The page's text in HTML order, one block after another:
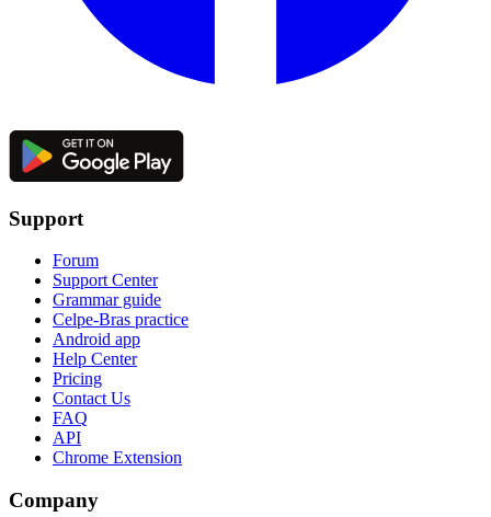
Support
Forum
Support Center
Grammar guide
Celpe-Bras practice
Android app
Help Center
Pricing
Contact Us
FAQ
API
Chrome Extension
Company